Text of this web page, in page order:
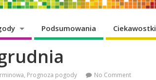
Podsumowania Ciekawostki
, Prognoza pogody No Comment